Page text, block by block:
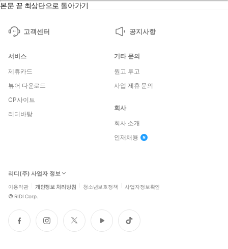
본문 끝 최상단으로 돌아가기
고객센터 공지사항
서비스
제휴카드
뷰어 다운로드
CP사이트
리디바탕
기타 문의
원고 투고
사업 제휴 문의
회사
회사 소개
인재채용
리디(주) 사업자 정보
이용약관 개인정보 처리방침 청소년보호정책 사업자정보확인
© RIDI Corp.
페
이
인
스
트
위
유
튜
틱
톡